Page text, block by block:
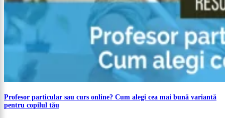
Profesor particular sau curs online? Cum alegi cea mai bună variantă
pentru copilul tău